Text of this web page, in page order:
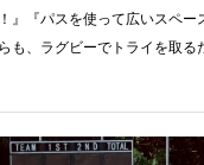
』『パスを使って広いスペー
も、ラグビーでトライを取る